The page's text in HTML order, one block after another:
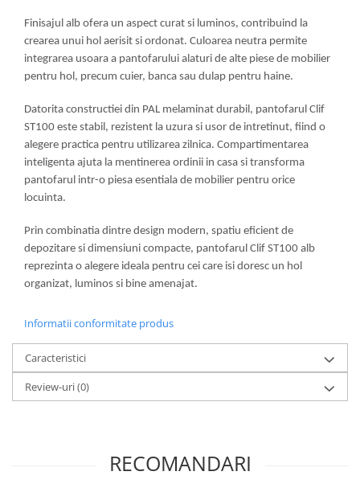
Finisajul alb ofera un aspect curat si luminos, contribuind la
crearea unui hol aerisit si ordonat. Culoarea neutra permite
integrarea usoara a pantofarului alaturi de alte piese de mobilier
pentru hol, precum cuier, banca sau dulap pentru haine.
Datorita constructiei din PAL melaminat durabil, pantofarul Clif
ST100 este stabil, rezistent la uzura si usor de intretinut, fiind o
alegere practica pentru utilizarea zilnica. Compartimentarea
inteligenta ajuta la mentinerea ordinii in casa si transforma
pantofarul intr-o piesa esentiala de mobilier pentru orice
locuinta.
Prin combinatia dintre design modern, spatiu eficient de
depozitare si dimensiuni compacte, pantofarul Clif ST100 alb
reprezinta o alegere ideala pentru cei care isi doresc un hol
organizat, luminos si bine amenajat.
Informatii conformitate produs
Caracteristici
Review-uri(0)
RECOMANDARI